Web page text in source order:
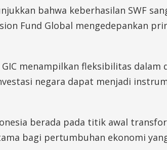
bahwa keberhasilan SWF
Fund Global mengedepankan
menampilkan fleksibilitas
negara dapat menjadi
berada pada titik awal
bagi pertumbuhan ekonomi